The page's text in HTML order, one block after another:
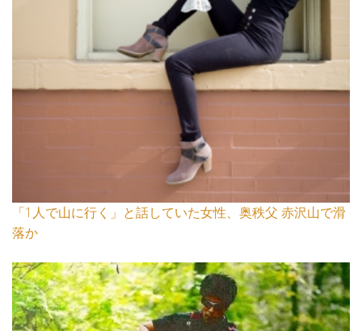
「1人で山に行く」と話していた女性、奥秩父 赤沢山で滑
落か